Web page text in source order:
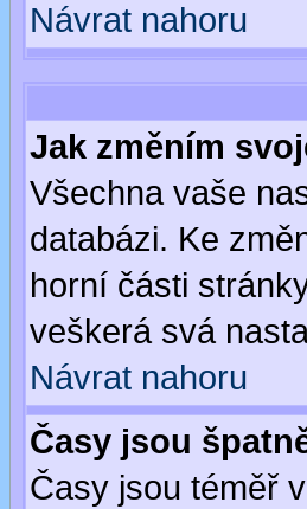
Návrat nahoru
Jak změním
Všechna vaše
databázi. Ke
horní části
veškerá svá
Návrat nahoru
Časy jsou
Časy jsou téměř